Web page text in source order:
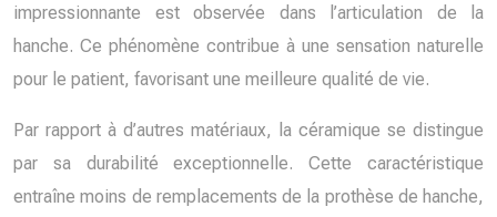
impressionnante est observée dans l’articulation de la
hanche. Ce phénomène contribue à une sensation naturelle
pour le patient, favorisant une meilleure qualité de vie.
Par rapport à d’autres matériaux, la céramique se distingue
par sa durabilité exceptionnelle. Cette caractéristique
entraîne moins de remplacements de la prothèse de hanche,